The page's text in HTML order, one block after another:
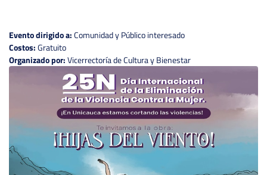
Evento dirigido a:Comunidad y Público interesado
Costos:Gratuito
Organizado por:Vicerrectoría de Cultura y Bienestar